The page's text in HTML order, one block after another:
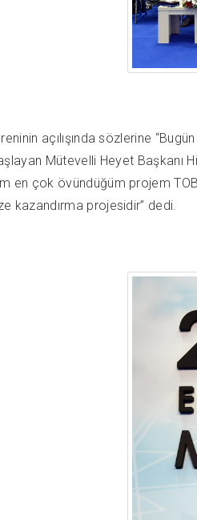
açılışında sözlerine
Mütevelli Heyet Başkanı
en çok övündüğüm projem
kazandırma projesidir” dedi.